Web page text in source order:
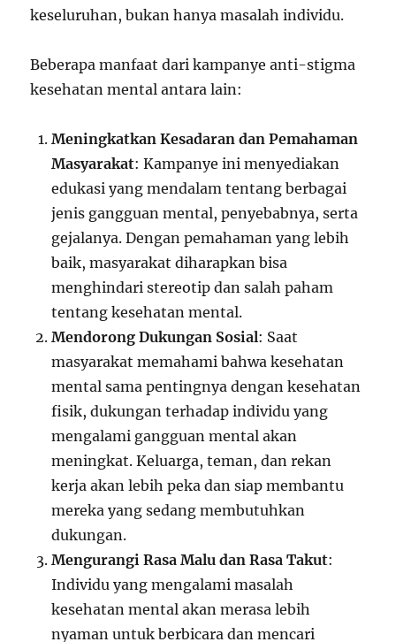
keseluruhan, bukan hanya masalah individu.
Beberapa manfaat dari kampanye anti-stigma
kesehatan mental antara lain:
Meningkatkan Kesadaran dan Pemahaman
Masyarakat: Kampanye ini menyediakan
edukasi yang mendalam tentang berbagai
jenis gangguan mental, penyebabnya, serta
gejalanya. Dengan pemahaman yang lebih
baik, masyarakat diharapkan bisa
menghindari stereotip dan salah paham
tentang kesehatan mental.
Mendorong Dukungan Sosial: Saat
masyarakat memahami bahwa kesehatan
mental sama pentingnya dengan kesehatan
fisik, dukungan terhadap individu yang
mengalami gangguan mental akan
meningkat. Keluarga, teman, dan rekan
kerja akan lebih peka dan siap membantu
mereka yang sedang membutuhkan
dukungan.
Mengurangi Rasa Malu dan Rasa Takut:
Individu yang mengalami masalah
kesehatan mental akan merasa lebih
nyaman untuk berbicara dan mencari